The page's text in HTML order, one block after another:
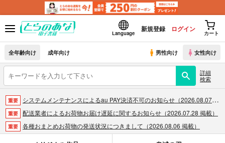
Language
新規登録 ログイン
カート
全年齢向け 成年向け 男性向け 女性向け
詳細
検索
重要 システムメンテナンスによるau PAY決済不可のお知らせ（2026.08.07 掲載）
重要 配送業者によるお荷物お届け遅延に関するお知らせ（2026.07.28 掲載）
重要 各種おまとめお荷物の発送状況につきまして（2026.08.06 掲載）